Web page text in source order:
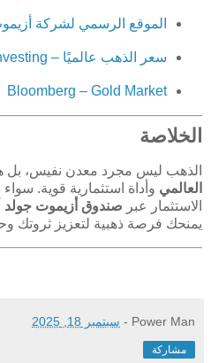
الموقع الرسمي لشركة
سعر الذهب عالميًا – Investing
Bloomberg – Gold Market
الخلاصة
الذهب ليس مجرد معدن نفيس، بل
العالمي وأداة استثمارية قوية.
الاستثمار عبر صندوق أزيموت جولد
يمنحك فرصة ذهبية لتعزيز ثروتك
Power Man
- سبتمبر 18, 2025
مشاركة